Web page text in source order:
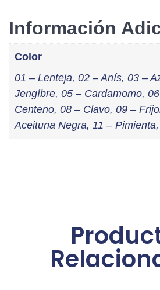
Información
Color
01 – Lenteja, 02 – Anís, 03 –
Jengíbre, 05 – Cardamomo,
Centeno, 08 – Clavo, 09 –
Aceituna Negra, 11 –